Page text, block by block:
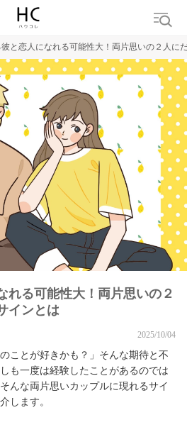
と恋人になれる可能性大！両片思いの２人に
れる可能性大！両片思いの２
インとは
2025/10/04
ことが好きかも？」そんな期待と不
も一度は経験したことがあるのでは
んな両片思いカップルに現れるサイ
します。